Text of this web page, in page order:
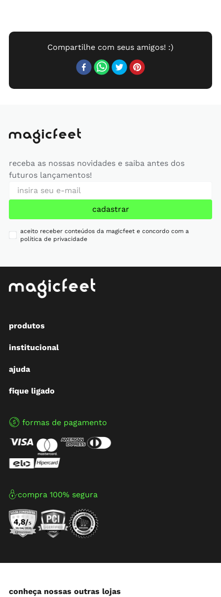
receba as nossas novidades e saiba antes dos
futuros lançamentos!
cadastrar
aceito receber conteúdos da magicfeet e concordo com a
política de privacidade
produtos
institucional
ajuda
fique ligado
formas de pagamento
compra 100% segura
conheça nossas outras lojas